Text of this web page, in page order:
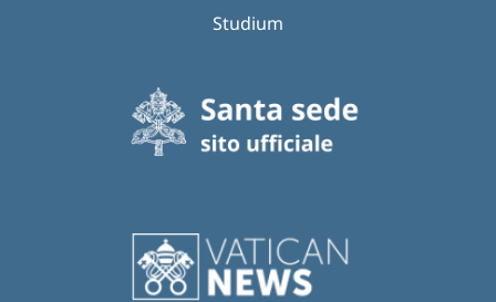
Studium